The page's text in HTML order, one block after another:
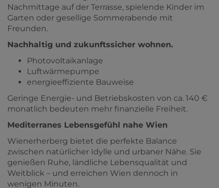
Nachmittage auf der Terrasse, spielende Kinder im
Garten oder gesellige Sommerabende mit
Freunden.
Nachhaltig und zukunftssicher wohnen.
Photovoltaikanlage
Luftwärmepumpe
energieeffiziente Bauweise
Geringe Energie- und Betriebskosten von ca. 140 €
monatlich bedeuten mehr finanzielle Freiheit.
Mediterranes Lebensgefühl nahe Wien
Wienerherberg bietet die perfekte Balance
zwischen natürlicher Idylle und urbaner Nähe. Sie
genießen Ruhe, ländliche Lebensqualität und
Weitblick – und erreichen Wien dennoch in
wenigen Minuten.